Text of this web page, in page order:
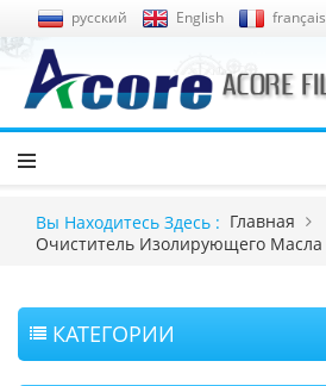
русский English français
Вы Находитесь Здесь : Главная
Очиститель Изолирующего Масла
КАТЕГОРИИ